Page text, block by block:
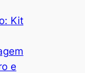
Kit
e